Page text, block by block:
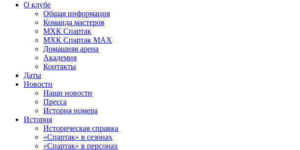
О клубе
Общая информация
Команда мастеров
МХК Спартак
МХК Спартак МАХ
Домашняя арена
Академия
Контакты
Даты
Новости
Наши новости
Пресса
История номера
История
Историческая справка
«Спартак» в сезонах
«Спартак» в персонах